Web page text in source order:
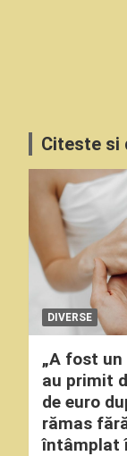
Citeste si
DIVERSE
„A fost un
au primit
de euro
rămas
întâmplat